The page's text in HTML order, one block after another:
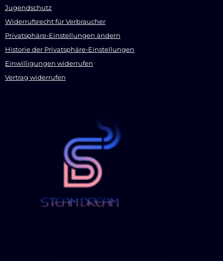
Jugendschutz
Widerrufsrecht für Verbraucher
Privatsphäre-Einstellungen ändern
Historie der Privatsphäre-Einstellungen
Einwilligungen widerrufen
Vertrag widerrufen